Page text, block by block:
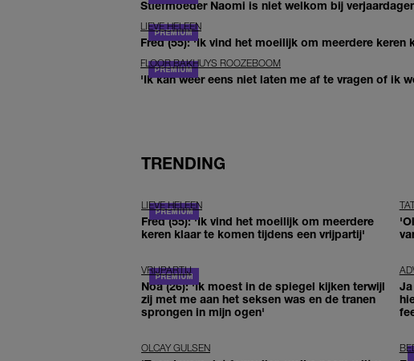
Stiefmoeder Naomi is niet welkom bij
LIEVE HELEEN
Fred (55): 'Ik vind het moeilijk om meerdere
FLOOR BAKHUYS ROOZEBOOM
'Ik kan weer eens niet laten me af te vragen of ik
TRENDING
LIEVE HELEEN
Fred (55): 'Ik vind het moeilijk om meerdere
keren klaar te komen tijdens een vrijpartij'
VRIJPARTIJ
Noa (26): 'Ik moest in de spiegel kijken terwijl
zij met me aan het seksen was en de tranen
sprongen in mijn ogen'
OLCAY GULSEN